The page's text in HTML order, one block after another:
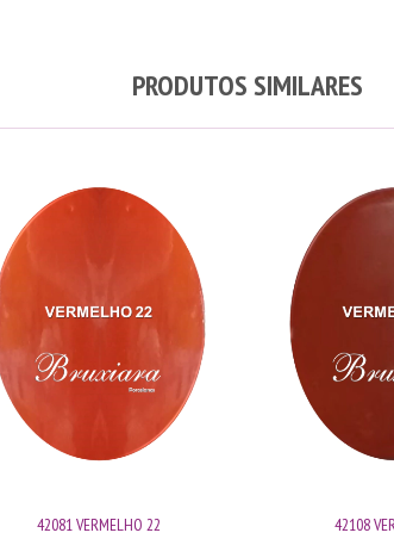
PRODUTOS SIMILARES
42081 VERMELHO 22 42108